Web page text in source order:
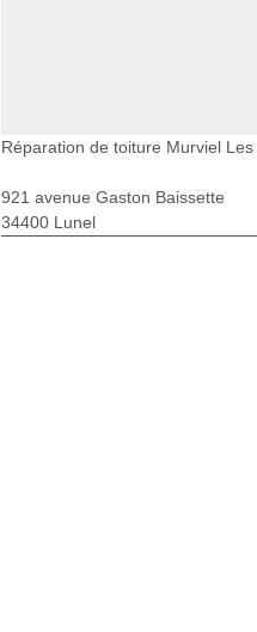
Réparation de toiture Murviel
921 avenue Gaston Baissette
34400 Lunel